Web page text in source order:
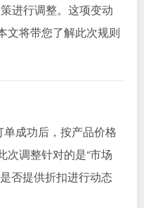
进行调整。 这项变动
文将带您了解此次规则
单成功后， 按产品价格
次调整针对的是“市场
是否提供折扣进行动态